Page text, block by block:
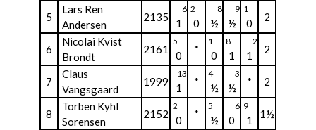
5
Lars Ren
Andersen
2135
6
1
2
0
8
½
9
½
1
0 2
6
Nicolai Kvist
Brondt
2161
5
0 *
1
0
8
1
2
1 2
7
Claus
Vangsgaard
1999
13
1 *
4
½
3
½ * 2
8
Torben Kyhl
Sorensen
2152
2
0 *
5
½
6
0
9
1 1½